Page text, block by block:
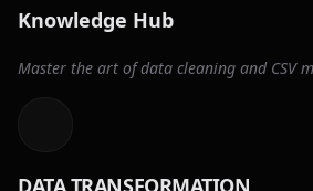
Knowledge Hub
Master the art of data cleaning and CSV